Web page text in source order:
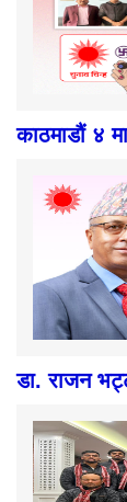
काठमाडौं ४
डा. राजन